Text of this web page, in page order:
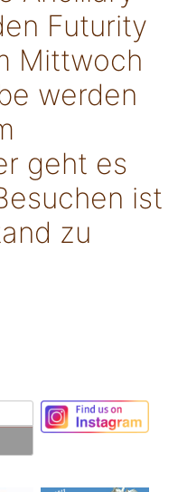
Futurity
Mittwoch
werden
geht es
ist
zu